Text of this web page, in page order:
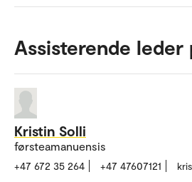
Assisterende
Kristin Solli
førsteamanuensis
+47 672 35 264 +47 47607121